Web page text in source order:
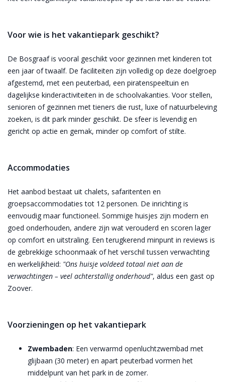
Voor wie is het vakantiepark geschikt?
De Bosgraaf is vooral geschikt voor gezinnen met kinderen tot
een jaar of twaalf. De faciliteiten zijn volledig op deze doelgroep
afgestemd, met een peuterbad, een piratenspeeltuin en
dagelijkse kinderactiviteiten in de schoolvakanties. Voor stellen,
senioren of gezinnen met tieners die rust, luxe of natuurbeleving
zoeken, is dit park minder geschikt. De sfeer is levendig en
gericht op actie en gemak, minder op comfort of stilte.
Accommodaties
Het aanbod bestaat uit chalets, safaritenten en
groepsaccommodaties tot 12 personen. De inrichting is
eenvoudig maar functioneel. Sommige huisjes zijn modern en
goed onderhouden, andere zijn wat verouderd en scoren lager
op comfort en uitstraling. Een terugkerend minpunt in reviews is
de gebrekkige schoonmaak of het verschil tussen verwachting
en werkelijkheid: "Ons huisje voldeed totaal niet aan de
verwachtingen – veel achterstallig onderhoud", aldus een gast op
Zoover.
Voorzieningen op het vakantiepark
Zwembaden: Een verwarmd openluchtzwembad met
glijbaan (30 meter) en apart peuterbad vormen het
middelpunt van het park in de zomer.